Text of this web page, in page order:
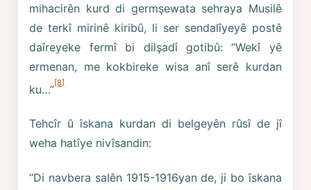
mihacirên kurd di germşewata sehraya Musilê
de terkî mirinê kiribû, li ser sendalîyeyê postê
daîreyeke fermî bi dilşadî gotibû: “Wekî yê
ermenan, me kokbireke wisa anî serê kurdan
ku…”[8]
Tehcîr û îskana kurdan di belgeyên rûsî de jî
weha hatîye nivîsandin:
“Di navbera salên 1915-1916yan de, ji bo îskana